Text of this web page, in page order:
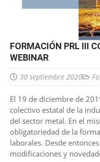
FORMACIÓN PRL III
WEBINAR
30 septiembre 2020
El 19 de diciembre de
colectivo estatal de la
del sector metal. En el
obligatoriedad de la
laborales. Desde
modificaciones y